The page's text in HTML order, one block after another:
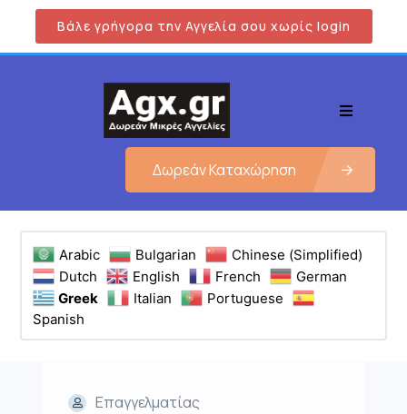
Βάλε γρήγορα την Αγγελία σου χωρίς login
Δωρεάν Καταχώρηση
Arabic Bulgarian
Chinese (Simplified)
Dutch
English French
German
Greek
Italian
Portuguese
Spanish
Επαγγελματίας